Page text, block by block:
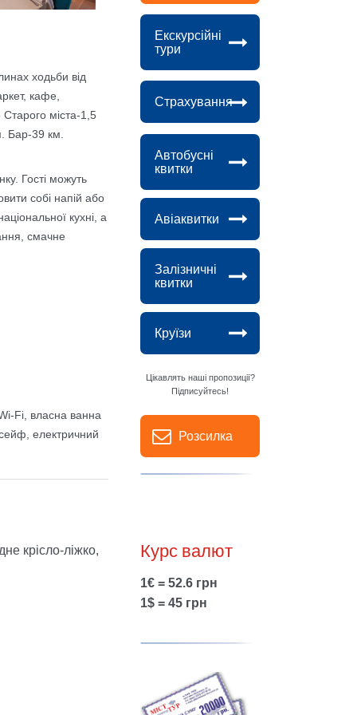
ходьби від
кафе,
міста-1,5
Бар-39 км.
Гості можуть
собі напій або
кухні, а
смачне
Fi, власна ванна
електричний
крісло-ліжко,
Екскурсійні
тури
Страхування
Автобусні
квитки
Авіаквитки
Залізничні
квитки
Круїзи
Цікавлять наші пропозиції?
Підписуйтесь!
Розсилка
Курс валют
1€ = 52.6 грн
1$ = 45 грн
Show larger version